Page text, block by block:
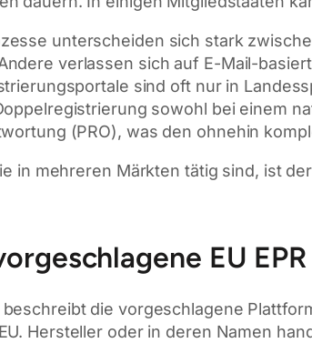
unterscheiden sich stark
verlassen sich auf E-Mail-
sind oft nur in
sowohl bei einem
(PRO), was den ohnehin
in mehreren Märkten tätig sind, ist
EU
die vorgeschlagene
Hersteller oder in deren Namen